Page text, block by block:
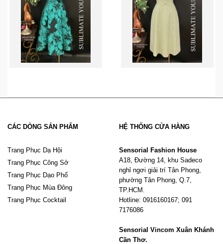
CÁC DÒNG SẢN PHẨM
Trang Phục Dạ Hội
Trang Phục Công Sở
Trang Phục Dạo Phố
Trang Phục Mùa Đông
Trang Phục Cocktail
HỆ THỐNG CỬA HÀNG
Sensorial Fashion House
A18, Đường 14, khu Sadeco
nghỉ ngơi giải trí Tân Phong,
phường Tân Phong, Q.7,
TP.HCM.
Hotline: 0916160167; 091
7176086
Sensorial Vincom Xuân Khánh
Cần Thơ.